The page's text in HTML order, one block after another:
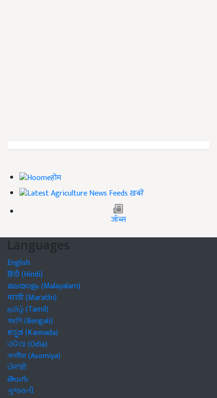
होम
ख़बरें
जॉब्स
Languages
English
हिंदी (Hindi)
മലയാളം (Malayalam)
मराठी (Marathi)
தமிழ் (Tamil)
বাঙালি (Bengali)
ಕನ್ನಡ (Kannada)
ଓଡିଆ (Odia)
অসমীয়া (Asomiya)
ਪੰਜਾਬੀ
తెలుగు
ગુજરાતી